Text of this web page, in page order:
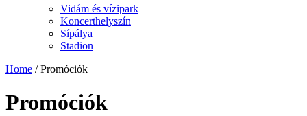
Vidám és vízipark
Koncerthelyszín
Sípálya
Stadion
Home / Promóciók
Promóciók